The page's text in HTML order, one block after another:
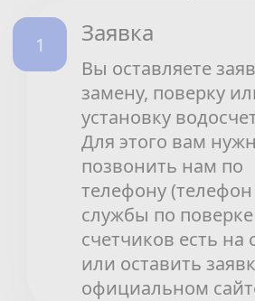
Заявка
Вы оставляете
замену, поверку
установку
Для этого вам
позвонить нам по
телефону (телефон
службы по поверке
счетчиков есть на
или оставить
официальном